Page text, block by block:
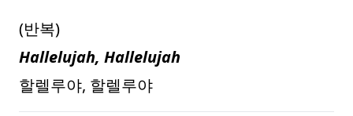
(반복)
Hallelujah, Hallelujah
할렐루야, 할렐루야